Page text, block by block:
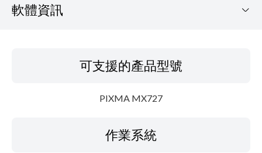
軟體資訊
可支援的產品型號
PIXMA MX727
作業系統